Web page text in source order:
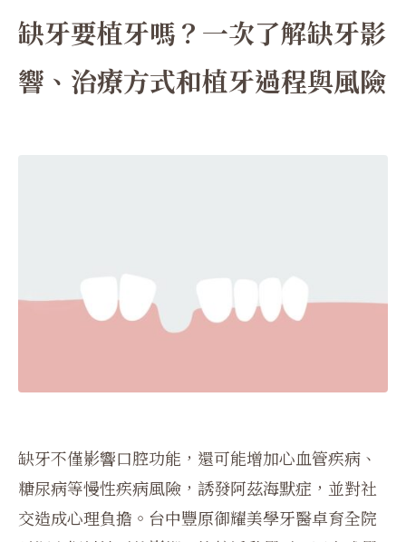
缺牙要植牙嗎？一次了解缺牙影
響、治療方式和植牙過程與風險
缺牙不僅影響口腔功能，還可能增加心血管疾病、
糖尿病等慢性疾病風險，誘發阿茲海默症，並對社
交造成心理負擔。台中豐原御耀美學牙醫卓育全院